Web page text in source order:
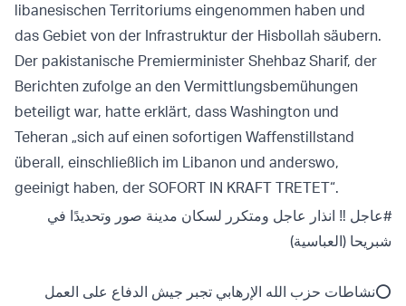
libanesischen Territoriums eingenommen haben und
das Gebiet von der Infrastruktur der Hisbollah säubern.
Der pakistanische Premierminister Shehbaz Sharif, der
Berichten zufolge an den Vermittlungsbemühungen
beteiligt war, hatte erklärt, dass Washington und
Teheran „sich auf einen sofortigen Waffenstillstand
überall, einschließlich im Libanon und anderswo,
geeinigt haben, der SOFORT IN KRAFT TRETET“.
#عاجل ‼️ انذار عاجل ومتكرر لسكان مدينة صور وتحديدًا في
شبريحا (العباسية)
⭕️نشاطات حزب الله الإرهابي تجبر جيش الدفاع على العمل